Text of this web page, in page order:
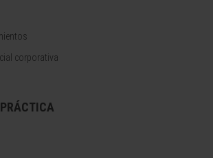
corporativa